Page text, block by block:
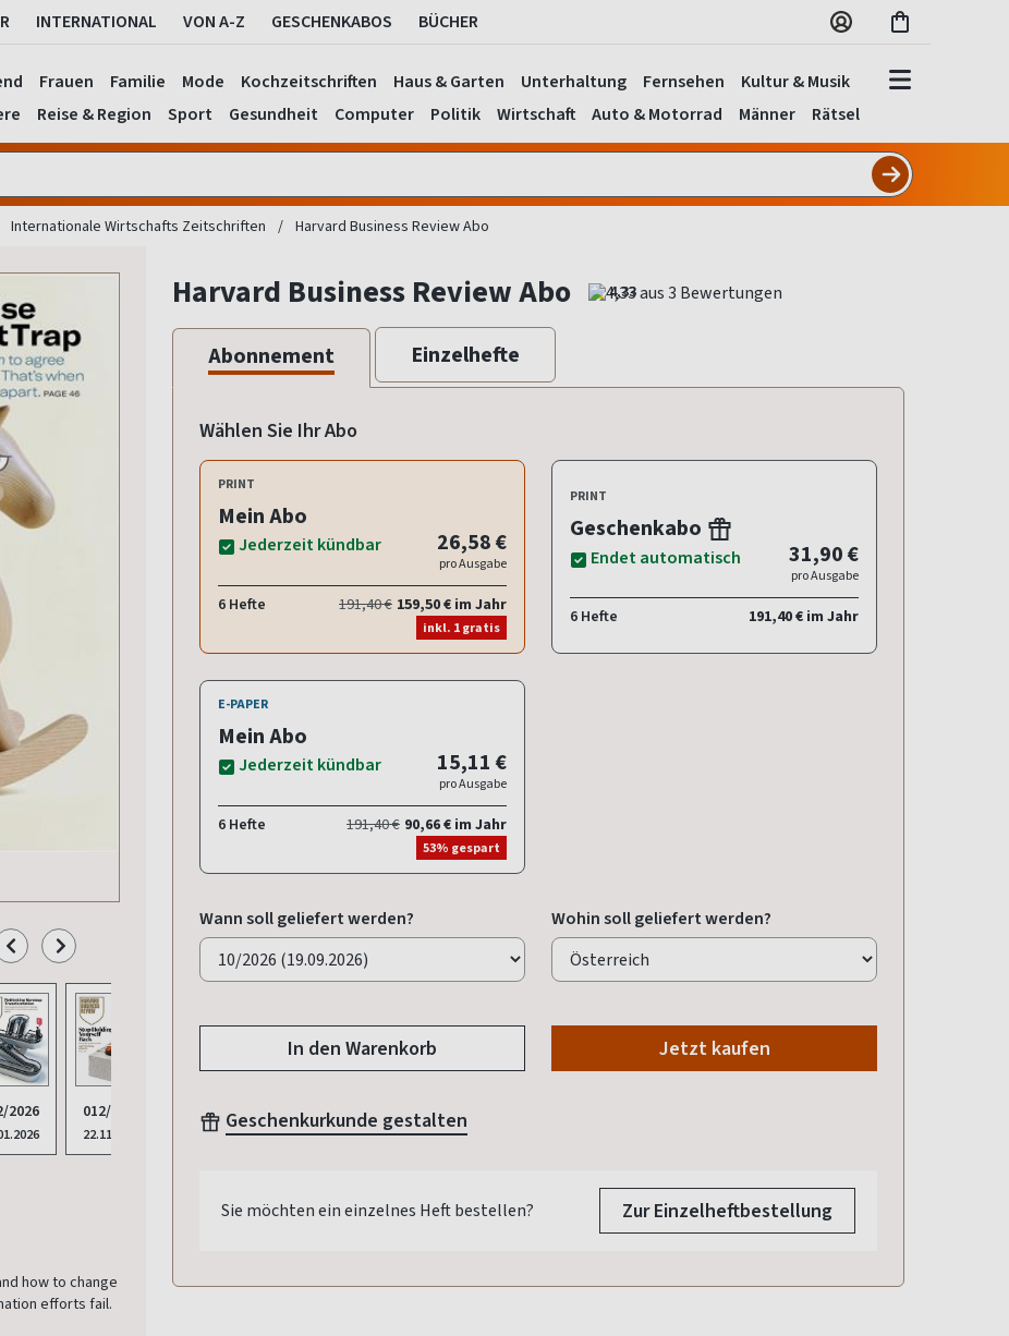
INTERNATIONAL VON A-Z GESCHENKABOS BÜCHER
Frauen Familie Mode Kochzeitschriften Haus & Garten Unterhaltung Fernsehen
Kultur & Musik
Reise & Region Sport Gesundheit Computer Politik Wirtschaft Auto & Motorrad Männer Rätsel
Internationale Wirtschafts Zeitschriften Harvard Business Review Abo
2026 012/2025
22.11.2025
010/2025
20.09.2025
how to change
efforts fail.
Harvard Business Review Abo 4,33
Abonnement Einzelhefte
Wählen Sie Ihr Abo
PRINT
Mein Abo
Jederzeit kündbar 26,58 €
pro Ausgabe
6 Hefte 191,40 € 159,50 € im Jahr
inkl. 1 gratis
PRINT
Geschenkabo
Endet automatisch 31,90 €
pro Ausgabe
6 Hefte 191,40 € im Jahr
E-PAPER
Mein Abo
Jederzeit kündbar 15,11 €
pro Ausgabe
6 Hefte 191,40 € 90,66 € im Jahr
53% gespart
Wann soll geliefert werden? Wohin soll geliefert werden?
In den Warenkorb Jetzt kaufen
Geschenkurkunde gestalten
Sie möchten ein einzelnes Heft bestellen? Zur Einzelheftbestellung